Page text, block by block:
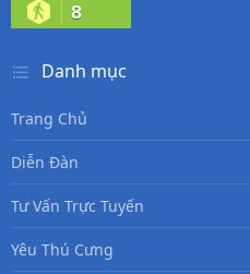
8
Danh mục
Trang Chủ
Diễn Đàn
Tư Vấn Trực Tuyến
Yêu Thú Cưng